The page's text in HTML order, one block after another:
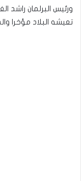
ورئيس البرلمان راشد
تعيشه البلاد مؤخرا